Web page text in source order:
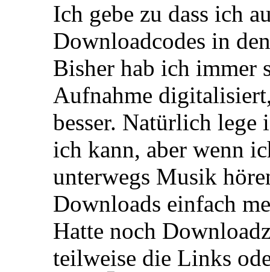
Ich gebe zu dass ich
Downloadcodes in
Bisher hab ich immer
Aufnahme
besser. Natürlich
ich kann, aber wenn
unterwegs Musik
Downloads einfach
Hatte noch
teilweise die Links